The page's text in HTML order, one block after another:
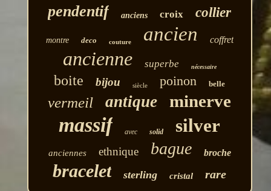
pendentif anciens croix collier
montre deco couture ancien coffret
ancienne superbe nécessaire
boite bijou siècle poinon belle
vermeil antique minerve
massif avec solid silver
anciennes ethnique bague broche
bracelet sterling cristal rare